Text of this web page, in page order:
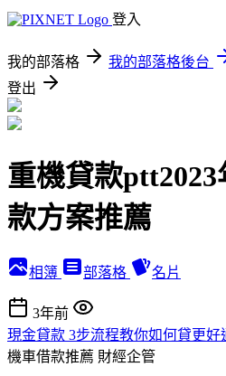
登入
我的部落格 我的部落格後台
登出
重機貸款
款方案推薦
相簿 部落格 名片
3年前
現金貸款 3步流程教你如何貸更好
機車借款推薦 財經企管